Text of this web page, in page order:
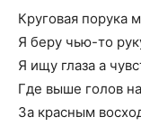
Круговая порука
Я беру чью-то
Я ищу глаза а
Где выше голов
За красным